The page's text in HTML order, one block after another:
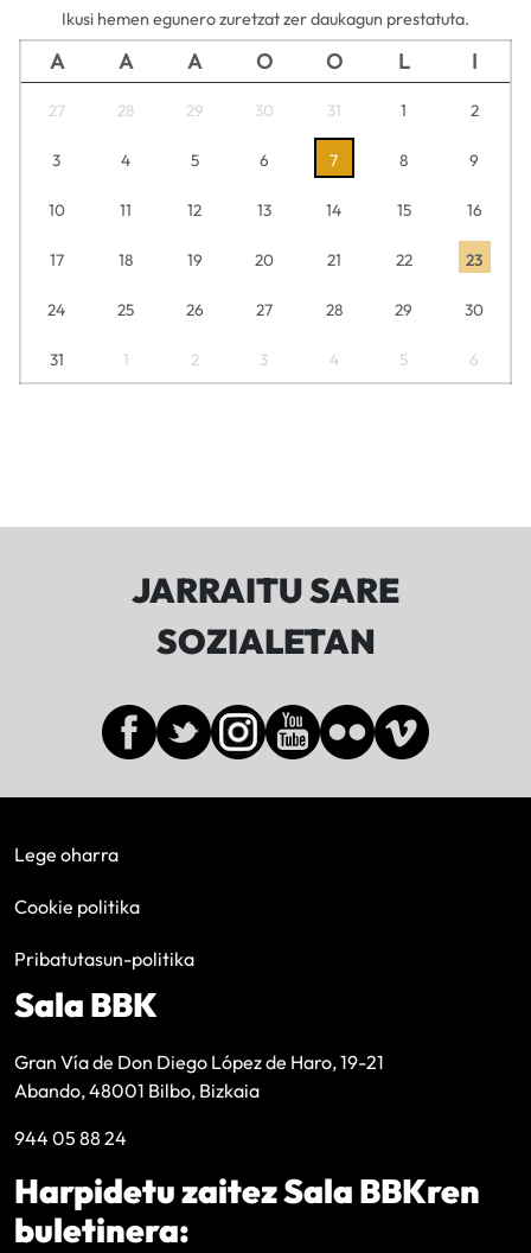
Ikusi hemen egunero zuretzat zer daukagun prestatuta.
A A A O O L I
27 28 29 30 31 1 2
3 4 5 6 7 8 9
10 11 12 13 14 15 16
17 18 19 20 21 22 23
24 25 26 27 28 29 30
31 1 2 3 4 5 6
JARRAITU SARE
SOZIALETAN
Lege oharra
Cookie politika
Pribatutasun-politika
Sala BBK
Gran Vía de Don Diego López de Haro, 19-21
Abando, 48001 Bilbo, Bizkaia
944 05 88 24
Harpidetu zaitez Sala BBKren
buletinera: